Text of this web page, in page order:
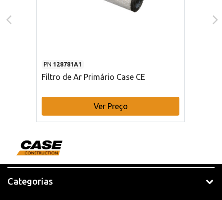
PN 128781A1
Filtro de Ar Primário Case CE
Ver Preço
Categorias